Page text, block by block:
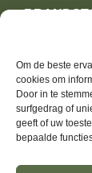
Om de beste
cookies om
Door in te
surfgedrag of
geeft of uw
bepaalde
3817KE
06-